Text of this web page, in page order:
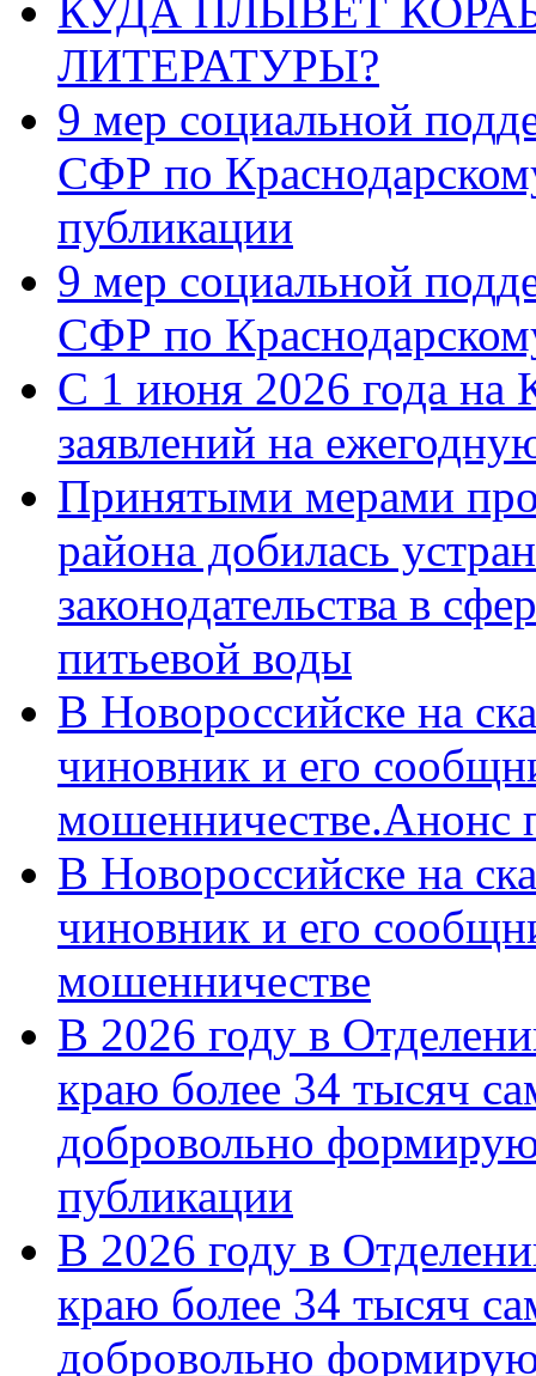
КУДА ПЛЫВЁТ
ЛИТЕРАТУРЫ?
9 мер социальной
СФР по
публикации
9 мер социальной
СФР по
С 1 июня 2026 года на
заявлений на
Принятыми мерами
района добилась
законодательства в
питьевой воды
В Новороссийске на
чиновник и его
мошенничестве.Анонс
В Новороссийске на
чиновник и его
мошенничестве
В 2026 году в
краю более 34 тысяч
добровольно
публикации
В 2026 году в
краю более 34 тысяч
добровольно